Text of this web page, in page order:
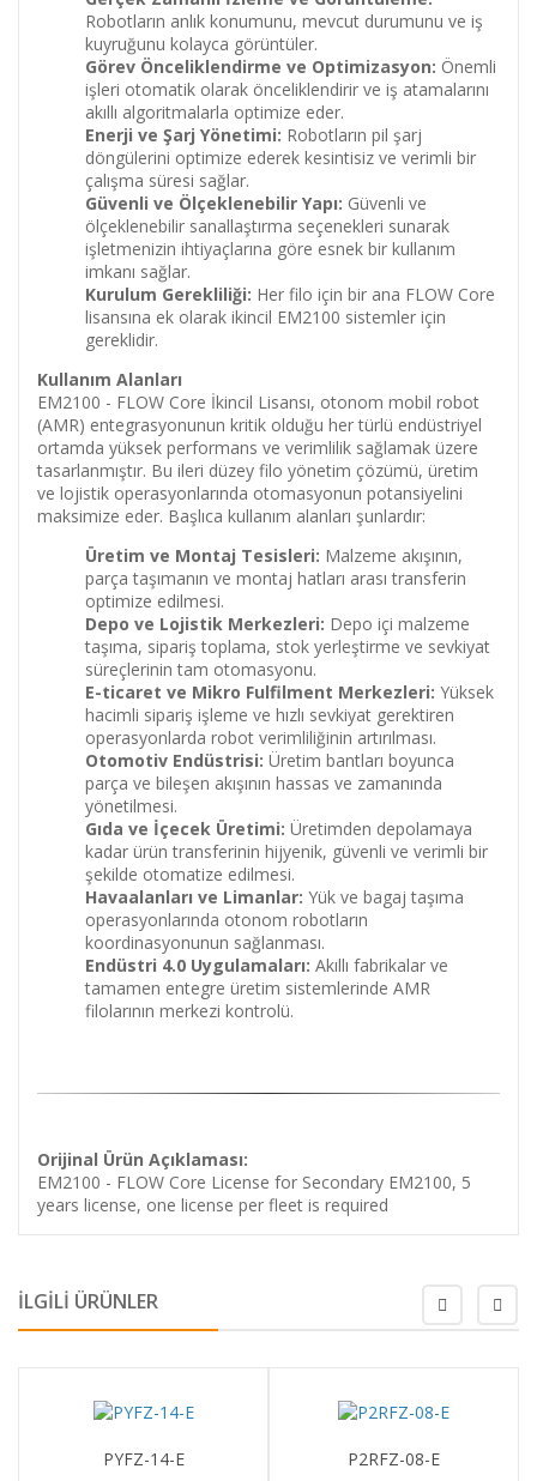
Robotların anlık konumunu, mevcut durumunu ve iş
kuyruğunu kolayca görüntüler.
Görev Önceliklendirme ve Optimizasyon: Önemli
işleri otomatik olarak önceliklendirir ve iş atamalarını
akıllı algoritmalarla optimize eder.
Enerji ve Şarj Yönetimi: Robotların pil şarj
döngülerini optimize ederek kesintisiz ve verimli bir
çalışma süresi sağlar.
Güvenli ve Ölçeklenebilir Yapı: Güvenli ve
ölçeklenebilir sanallaştırma seçenekleri sunarak
işletmenizin ihtiyaçlarına göre esnek bir kullanım
imkanı sağlar.
Kurulum Gerekliliği: Her filo için bir ana FLOW Core
lisansına ek olarak ikincil EM2100 sistemler için
gereklidir.
Kullanım Alanları
EM2100 - FLOW Core İkincil Lisansı, otonom mobil robot
(AMR) entegrasyonunun kritik olduğu her türlü endüstriyel
ortamda yüksek performans ve verimlilik sağlamak üzere
tasarlanmıştır. Bu ileri düzey filo yönetim çözümü, üretim
ve lojistik operasyonlarında otomasyonun potansiyelini
maksimize eder. Başlıca kullanım alanları şunlardır:
Üretim ve Montaj Tesisleri: Malzeme akışının,
parça taşımanın ve montaj hatları arası transferin
optimize edilmesi.
Depo ve Lojistik Merkezleri: Depo içi malzeme
taşıma, sipariş toplama, stok yerleştirme ve sevkiyat
süreçlerinin tam otomasyonu.
E-ticaret ve Mikro Fulfilment Merkezleri: Yüksek
hacimli sipariş işleme ve hızlı sevkiyat gerektiren
operasyonlarda robot verimliliğinin artırılması.
Otomotiv Endüstrisi: Üretim bantları boyunca
parça ve bileşen akışının hassas ve zamanında
yönetilmesi.
Gıda ve İçecek Üretimi: Üretimden depolamaya
kadar ürün transferinin hijyenik, güvenli ve verimli bir
şekilde otomatize edilmesi.
Havaalanları ve Limanlar: Yük ve bagaj taşıma
operasyonlarında otonom robotların
koordinasyonunun sağlanması.
Endüstri 4.0 Uygulamaları: Akıllı fabrikalar ve
tamamen entegre üretim sistemlerinde AMR
filolarının merkezi kontrolü.
Orijinal Ürün Açıklaması:
EM2100 - FLOW Core License for Secondary EM2100, 5
years license, one license per fleet is required
İLGİLİ ÜRÜNLER
PYFZ-14-E P2RFZ-08-E